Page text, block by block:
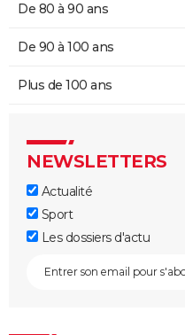
De 80 à 90 ans
De 90 à 100 ans
Plus de 100 ans
NEWSLETTERS
Actualité
Sport
Les dossiers d'actu